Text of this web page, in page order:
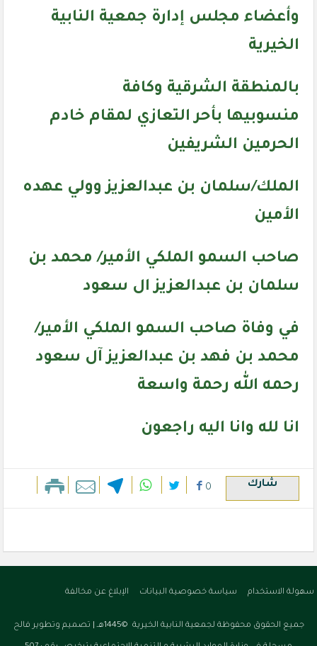
وأعضاء مجلس إدارة جمعية النابية
الخيرية
بالمنطقة الشرقية وكافة
منسوبيها بأحر التعازي لمقام خادم
الحرمين الشريفين
الملك/سلمان بن عبدالعزيز وولي عهده
الأمين
صاحب السمو الملكي الأمير/ محمد بن
سلمان بن عبدالعزيز ال سعود
في وفاة صاحب السمو الملكي الأمير/
محمد بن فهد بن عبدالعزيز آل سعود
رحمه الله رحمة واسعة
انا لله وانا اليه راجعون
شارك 0
سهولة الاستخدام سياسة خصوصية البيانات الإبلاغ عن مخالفة
جميع الحقوق محفوظة لجمعية النابية الخيرية ©1445هـ | تصميم وتطوير فالح